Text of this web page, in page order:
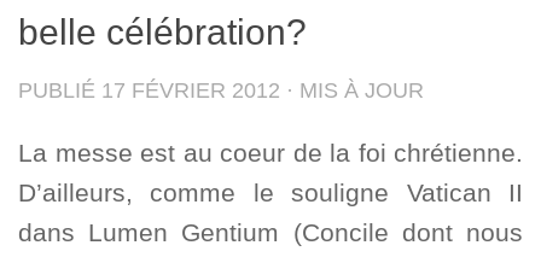
belle célébration?
PUBLIÉ 17 FÉVRIER 2012 · MIS À JOUR
La messe est au coeur de la foi chrétienne.
D’ailleurs, comme le souligne Vatican II
dans Lumen Gentium (Concile dont nous